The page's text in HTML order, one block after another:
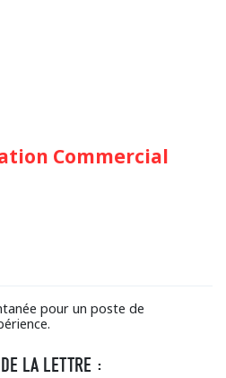
Commercial
pour un poste de
LA LETTRE :